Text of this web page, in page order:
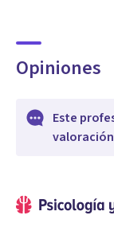
Opiniones
Este
valoración